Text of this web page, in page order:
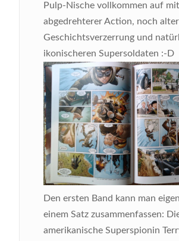
Pulp-Nische vollkommen auf
abgedrehterer Action, noch
Geschichtsverzerrung und
ikonischeren Supersoldaten :-D
Den ersten Band kann man
einem Satz zusammenfassen:
amerikanische Superspionin